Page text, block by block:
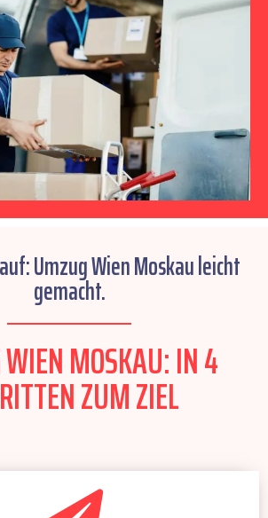
Umzug Wien Moskau leicht
gemacht.
MOSKAU: IN 4
ZUM ZIEL